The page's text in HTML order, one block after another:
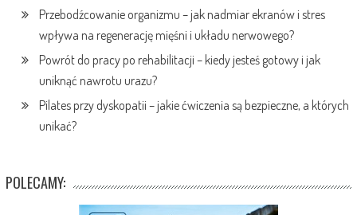
Przebodźcowanie organizmu – jak nadmiar ekranów i stres
wpływa na regenerację mięśni i układu nerwowego?
Powrót do pracy po rehabilitacji – kiedy jesteś gotowy i jak
uniknąć nawrotu urazu?
Pilates przy dyskopatii – jakie ćwiczenia są bezpieczne, a których
unikać?
POLECAMY: